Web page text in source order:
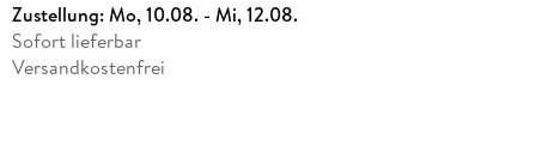
Zustellung:Mo, 10.08. - Mi, 12.08.
Sofort lieferbar
Versandkostenfrei